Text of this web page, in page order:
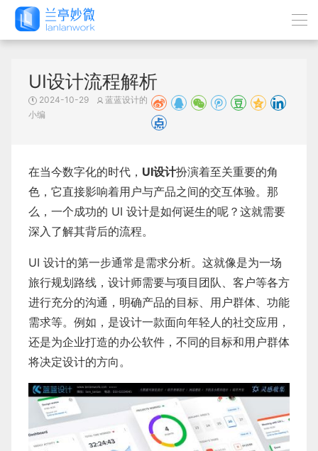
UI设计流程解析
2024-10-29
蓝蓝设计的
小编
在当今数字化的时代， UI设计扮演着至关重要的角
色，它直接影响着用户与产品之间的交互体验。那
么，一个成功的 UI 设计是如何诞生的呢？这就需要
深入了解其背后的流程。
UI 设计的第一步通常是需求分析。这就像是为一场
旅行规划路线，设计师需要与项目团队、客户等各方
进行充分的沟通，明确产品的目标、用户群体、功能
需求等。例如，是设计一款面向年轻人的社交应用，
还是为企业打造的办公软件，不同的目标和用户群体
将决定设计的方向。